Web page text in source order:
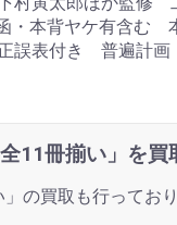
・本背ヤケ有含む
誤表付き 普遍計画
11冊揃い」を買
の買取も行ってお